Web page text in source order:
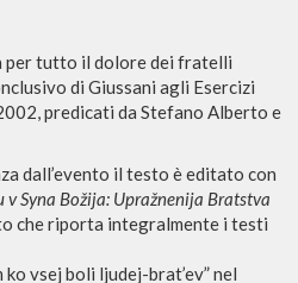
per tutto il dolore dei fratelli
di Giussani agli Esercizi
predicati da Stefano Alberto e
dall’evento il testo è editato con
Syna Božija: Upražnenija Bratstva
che riporta integralmente i testi
vsej boli ljudej-brat’ev” nel